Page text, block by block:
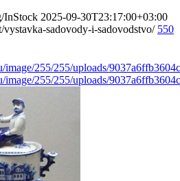
InStock 2025-09-30T23:17:00+03:00
vystavka-sadovody-i-sadovodstvo/ 550
image/255/255/uploads/
image/255/255/uploads/